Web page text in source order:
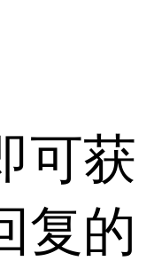
可获
复的